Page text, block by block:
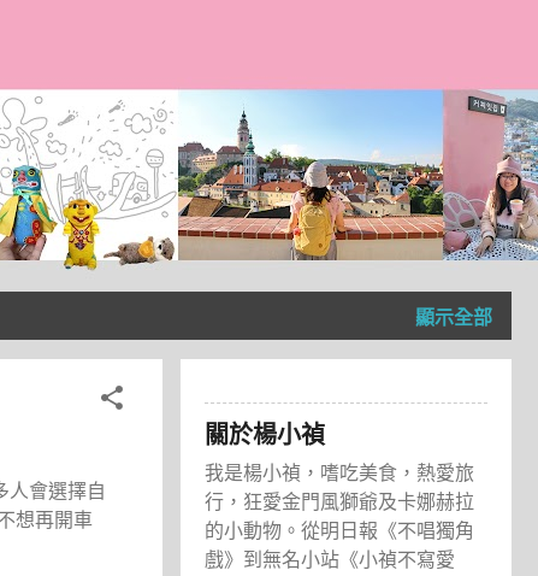
顯示全部
人會選擇自
想再開車
關於楊小禎
我是楊小禎，嗜吃美食，熱愛旅
行，狂愛金門風獅爺及卡娜赫拉
的小動物。從明日報《不唱獨角
戲》到無名小站《小禎不寫愛